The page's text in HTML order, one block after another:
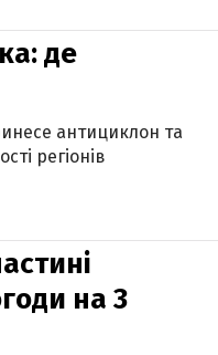
де
антициклон та
регіонів
на 3